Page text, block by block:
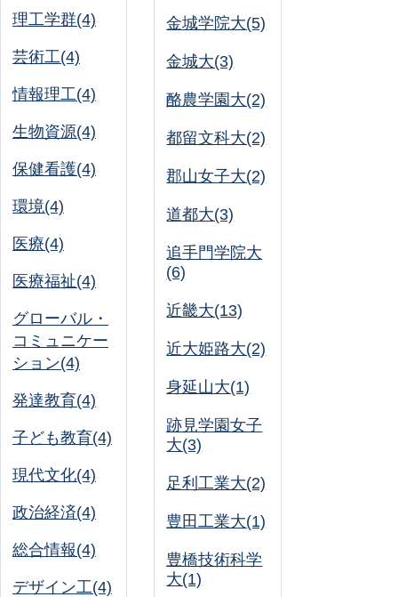
理工学群(4)
芸術工(4)
情報理工(4)
生物資源(4)
保健看護(4)
環境(4)
医療(4)
医療福祉(4)
グローバル・
コミュニケー
ション(4)
発達教育(4)
子ども教育(4)
現代文化(4)
政治経済(4)
総合情報(4)
デザイン工(4)
金城学院大(5)
金城大(3)
酪農学園大(2)
都留文科大(2)
郡山女子大(2)
道都大(3)
追手門学院大
(6)
近畿大(13)
近大姫路大(2)
身延山大(1)
跡見学園女子
大(3)
足利工業大(2)
豊田工業大(1)
豊橋技術科学
大(1)